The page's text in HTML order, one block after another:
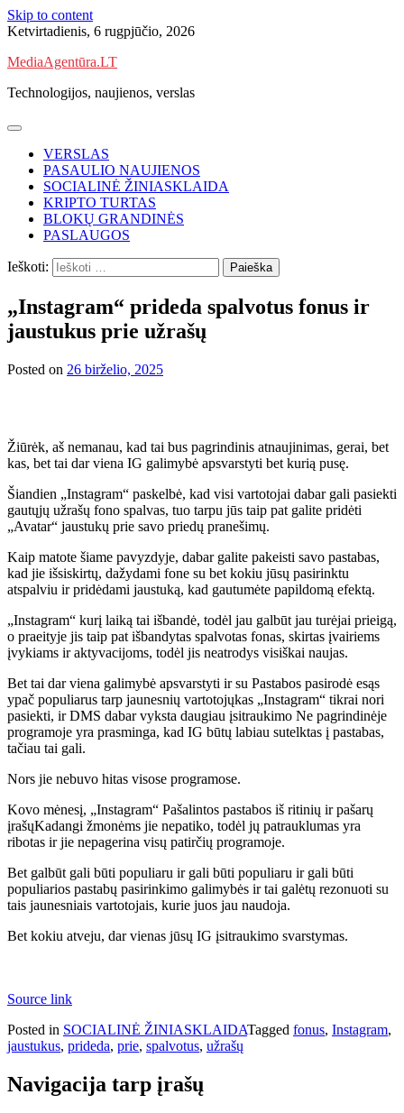
Skip to content
Ketvirtadienis, 6 rugpjūčio, 2026
MediaAgentūra.LT
Technologijos, naujienos, verslas
VERSLAS
PASAULIO NAUJIENOS
SOCIALINĖ ŽINIASKLAIDA
KRIPTO TURTAS
BLOKŲ GRANDINĖS
PASLAUGOS
Ieškoti:
„Instagram“ prideda spalvotus fonus ir
jaustukus prie užrašų
Posted on 26 birželio, 2025
Žiūrėk, aš nemanau, kad tai bus pagrindinis atnaujinimas, gerai, bet
kas, bet tai dar viena IG galimybė apsvarstyti bet kurią pusę.
Šiandien „Instagram“ paskelbė, kad visi vartotojai dabar gali pasiekti
gautųjų užrašų fono spalvas, tuo tarpu jūs taip pat galite pridėti
„Avatar“ jaustukų prie savo priedų pranešimų.
Kaip matote šiame pavyzdyje, dabar galite pakeisti savo pastabas,
kad jie išsiskirtų, dažydami fone su bet kokiu jūsų pasirinktu
atspalviu ir pridėdami jaustuką, kad gautumėte papildomą efektą.
„Instagram“ kurį laiką tai išbandė, todėl jau galbūt jau turėjai prieigą,
o praeityje jis taip pat išbandytas spalvotas fonas, skirtas įvairiems
įvykiams ir aktyvacijoms, todėl jis neatrodys visiškai naujas.
Bet tai dar viena galimybė apsvarstyti ir su Pastabos pasirodė esąs
ypač populiarus tarp jaunesnių vartotojųkas „Instagram“ tikrai nori
pasiekti, irDMS dabar vyksta daugiau įsitraukimo Ne pagrindinėje
programoje yra prasminga, kad IG būtų labiau sutelktas į pastabas,
tačiau tai gali.
Nors jie nebuvo hitas visose programose.
Kovo mėnesį, „Instagram“ Pašalintos pastabos iš ritinių ir pašarų
įrašųKadangi žmonėms jie nepatiko, todėl jų patrauklumas yra
ribotas ir jie nepagerina visų patirčių programoje.
Bet galbūt gali būti populiaru ir gali būti populiaru ir gali būti
populiarios pastabų pasirinkimo galimybės ir tai galėtų rezonuoti su
tais jaunesniais vartotojais, kurie juos jau naudoja.
Bet kokiu atveju, dar vienas jūsų IG įsitraukimo svarstymas.
Source link
Posted in SOCIALINĖ ŽINIASKLAIDATagged fonus, Instagram,
jaustukus, prideda, prie, spalvotus, užrašų
Navigacija tarp įrašų